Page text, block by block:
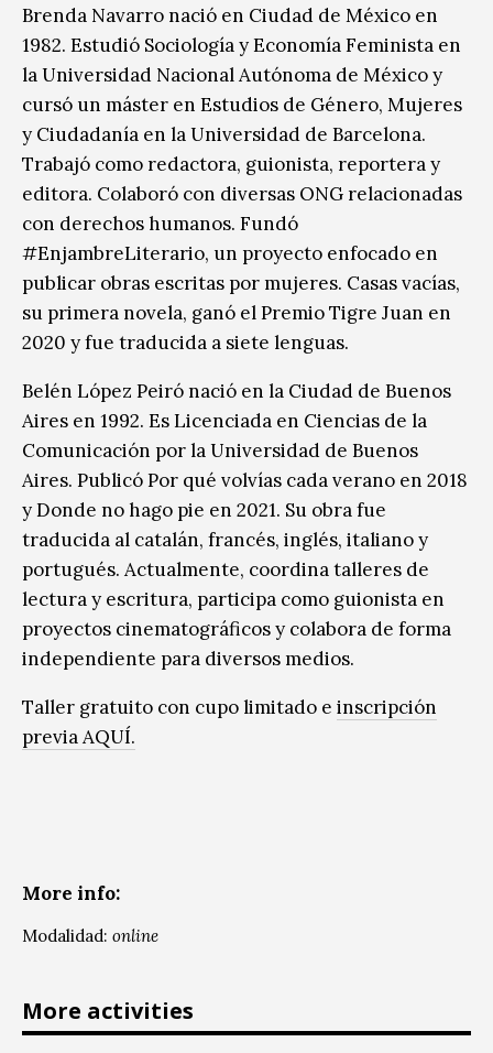
Brenda Navarro nació en Ciudad de México en
1982. Estudió Sociología y Economía Feminista en
la Universidad Nacional Autónoma de México y
cursó un máster en Estudios de Género, Mujeres
y Ciudadanía en la Universidad de Barcelona.
Trabajó como redactora, guionista, reportera y
editora. Colaboró con diversas ONG relacionadas
con derechos humanos. Fundó
#EnjambreLiterario, un proyecto enfocado en
publicar obras escritas por mujeres. Casas vacías,
su primera novela, ganó el Premio Tigre Juan en
2020 y fue traducida a siete lenguas.
Belén López Peiró nació en la Ciudad de Buenos
Aires en 1992. Es Licenciada en Ciencias de la
Comunicación por la Universidad de Buenos
Aires. Publicó Por qué volvías cada verano en 2018
y Donde no hago pie en 2021. Su obra fue
traducida al catalán, francés, inglés, italiano y
portugués. Actualmente, coordina talleres de
lectura y escritura, participa como guionista en
proyectos cinematográficos y colabora de forma
independiente para diversos medios.
Taller gratuito con cupo limitado e inscripción
previa AQUÍ.
More info:
Modalidad: online
More activities